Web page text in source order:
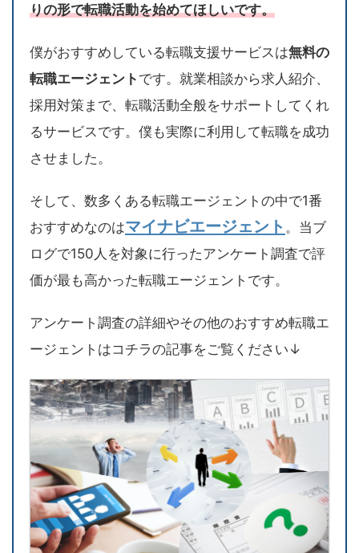
りの形で転職活動を始めてほしいです。
僕がおすすめしている転職支援サービスは無料の
転職エージェント です。就業相談から求人紹介、
採用対策まで、転職活動全般をサポートしてくれ
るサービスです。僕も実際に利用して転職を成功
させました。
そして、数多くある転職エージェントの中で1番
おすすめなのはマイナビエージェント 。当ブ
ログで150人を対象に行ったアンケート調査で評
価が最も高かった転職エージェントです。
アンケート調査の詳細やその他のおすすめ転職エ
ージェントはコチラの記事をご覧ください↓